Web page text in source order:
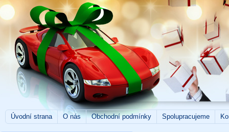
Úvodní strana O nás Obchodní podmínky Spolupracujeme